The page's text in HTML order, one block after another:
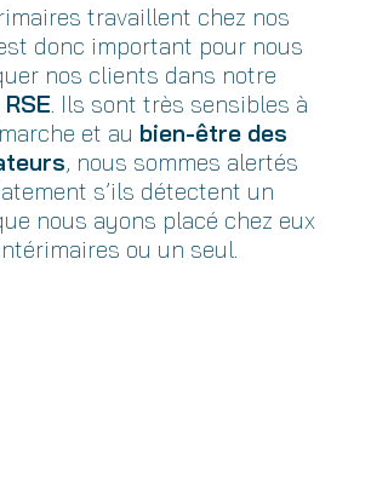
travaillent chez nos
donc important pour nous
nos clients dans notre
. Ils sont très sensibles à
et au bien-être des
, nous sommes alertés
s’ils détectent un
nous ayons placé chez eux
ou un seul.